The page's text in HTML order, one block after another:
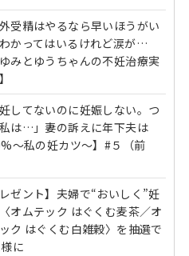
外受精はやるなら早いほうがい
かってはいるけれど涙が…
ゆみとゆうちゃんの不妊治療実
妊してないのに妊娠しない。つ
は…」妻の訴えに年下夫は
～私の妊カツ～】#５（前
レゼント】夫婦で“おいしく”妊
オムテック はぐくむ麦茶／オ
ク はぐくむ白雑穀〉を抽選で
に